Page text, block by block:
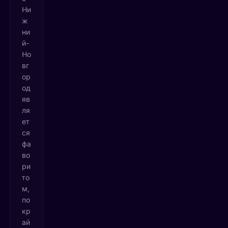
Ни
ж
ни
й-
Но
вг
ор
од
яв
ля
ет
ся
фа
во
ри
то
м,
по
кр
ай